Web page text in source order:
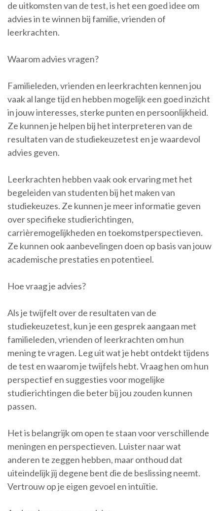
de uitkomsten van de test, is het een goed idee om
advies in te winnen bij familie, vrienden of
leerkrachten.
Waarom advies vragen?
Familieleden, vrienden en leerkrachten kennen jou
vaak al lange tijd en hebben mogelijk een goed inzicht
in jouw interesses, sterke punten en persoonlijkheid.
Ze kunnen je helpen bij het interpreteren van de
resultaten van de studiekeuzetest en je waardevol
advies geven.
Leerkrachten hebben vaak ook ervaring met het
begeleiden van studenten bij het maken van
studiekeuzes. Ze kunnen je meer informatie geven
over specifieke studierichtingen,
carrièremogelijkheden en toekomstperspectieven.
Ze kunnen ook aanbevelingen doen op basis van jouw
academische prestaties en potentieel.
Hoe vraag je advies?
Als je twijfelt over de resultaten van de
studiekeuzetest, kun je een gesprek aangaan met
familieleden, vrienden of leerkrachten om hun
mening te vragen. Leg uit wat je hebt ontdekt tijdens
de test en waarom je twijfels hebt. Vraag hen om hun
perspectief en suggesties voor mogelijke
studierichtingen die beter bij jou zouden kunnen
passen.
Het is belangrijk om open te staan voor verschillende
meningen en perspectieven. Luister naar wat
anderen te zeggen hebben, maar onthoud dat
uiteindelijk jij degene bent die de beslissing neemt.
Vertrouw op je eigen gevoel en intuïtie.